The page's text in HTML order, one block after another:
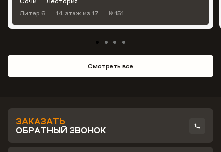
Литер 6
14 этаж из 17 №151
Смотреть все
ЗАКАЗАТЬ
ОБРАТНЫЙ ЗВОНОК